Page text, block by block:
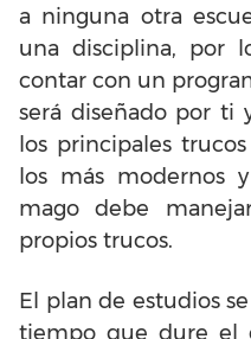
a ninguna otra
una disciplina, por
contar con un
será diseñado por ti
los principales
los más modernos
mago debe
propios trucos.
El plan de estudios
tiempo que dure el